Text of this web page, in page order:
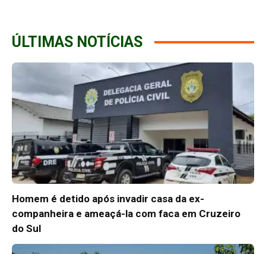
ÚLTIMAS NOTÍCIAS
Homem é detido após invadir casa da ex-
companheira e ameaçá-la com faca em Cruzeiro
do Sul